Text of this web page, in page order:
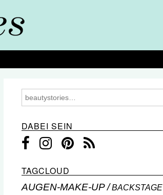
DABEI SEIN
TAGCLOUD
AUGEN-MAKE-UP BACKSTAGE